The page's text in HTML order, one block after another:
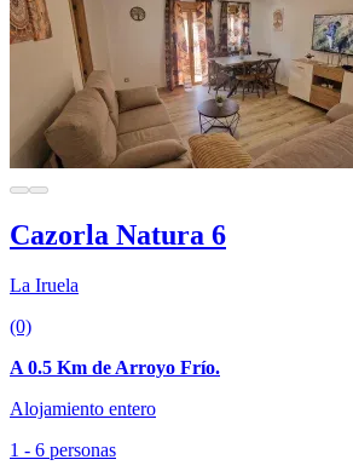
Cazorla Natura 6
La Iruela
(0)
A 0.5 Km de Arroyo Frío.
Alojamiento entero
1 - 6 personas